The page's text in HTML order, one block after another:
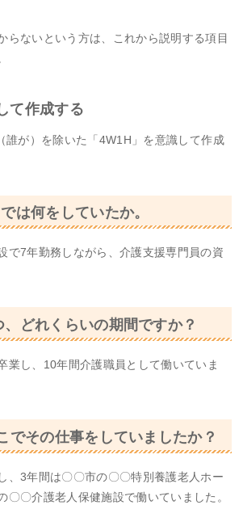
らないという方は、これから説明する項目
て作成する
誰が）を除いた「4W1H」を意識して作成
は何をしていたか。
で7年勤務しながら、介護支援専門員の資
どれくらいの期間ですか？
業し、10年間介護職員として働いていま
でその仕事をしていましたか？
、3年間は〇〇市の〇〇特別養護老人ホー
〇〇介護老人保健施設で働いていました。